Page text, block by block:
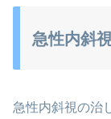
急性内斜
急性内斜視の治